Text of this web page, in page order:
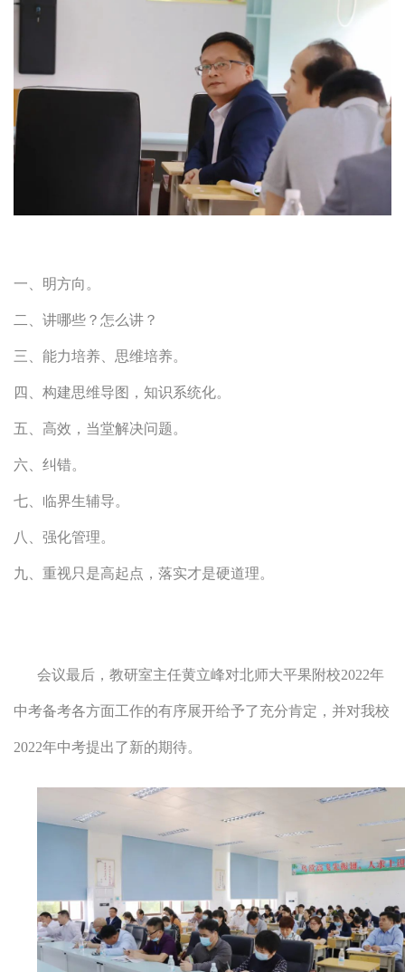
一、明方向。
二、讲哪些？怎么讲？
三、能力培养、思维培养。
四、构建思维导图，知识系统化。
五、高效，当堂解决问题。
六、纠错。
七、临界生辅导。
八、强化管理。
九、重视只是高起点，落实才是硬道理。
会议最后，教研室主任黄立峰对北师大平果附校2022年
中考备考各方面工作的有序展开给予了充分肯定，并对我校
2022年中考提出了新的期待。